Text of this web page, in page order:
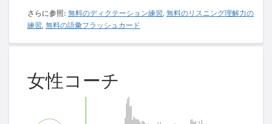
さらに参照: 無料のディクテーション練習, 無料のリスニング理解力の
練習, 無料の語彙フラッシュカード
女性コーチ